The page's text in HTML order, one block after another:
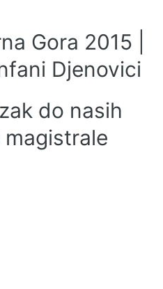
Gora 2015 |
Djenovici
do nasih